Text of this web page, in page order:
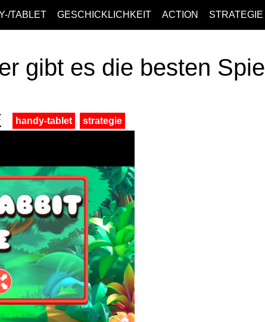
TABLET GESCHICKLICHKEIT ACTION STRATEGIE
gibt es die besten
handy-tablet strategie